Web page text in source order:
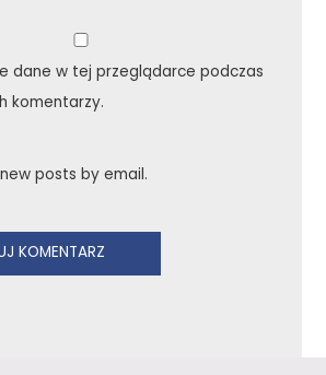
dane w tej przeglądarce podczas
komentarzy.
posts by email.